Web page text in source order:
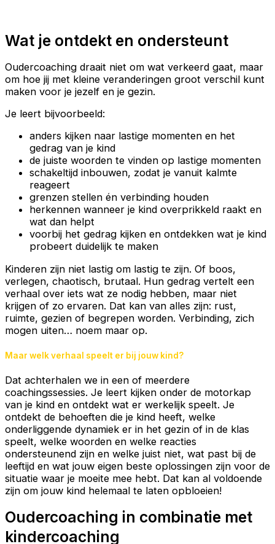
Wat je ontdekt en ondersteunt
Oudercoaching draait niet om wat verkeerd gaat, maar
om hoe jij met kleine veranderingen groot verschil kunt
maken voor je jezelf en je gezin.
Je leert bijvoorbeeld:
anders kijken naar lastige momenten en het
gedrag van je kind
de juiste woorden te vinden op lastige momenten
schakeltijd inbouwen, zodat je vanuit kalmte
reageert
grenzen stellen én verbinding houden
herkennen wanneer je kind overprikkeld raakt en
wat dan helpt
voorbij het gedrag kijken en ontdekken wat je kind
probeert duidelijk te maken
Kinderen zijn niet lastig om lastig te zijn. Of boos,
verlegen, chaotisch, brutaal. Hun gedrag vertelt een
verhaal over iets wat ze nodig hebben, maar niet
krijgen of zo ervaren. Dat kan van alles zijn: rust,
ruimte, gezien of begrepen worden. Verbinding, zich
mogen uiten… noem maar op.
Maar welk verhaal speelt er bij jouw kind?
Dat achterhalen we in een of meerdere
coachingssessies. Je leert kijken onder de motorkap
van je kind en ontdekt wat er werkelijk speelt. Je
ontdekt de behoeften die je kind heeft, welke
onderliggende dynamiek er in het gezin of in de klas
speelt, welke woorden en welke reacties
ondersteunend zijn en welke juist niet, wat past bij de
leeftijd en wat jouw eigen beste oplossingen zijn voor de
situatie waar je moeite mee hebt. Dat kan al voldoende
zijn om jouw kind helemaal te laten opbloeien!
Oudercoaching in combinatie met
kindercoaching​